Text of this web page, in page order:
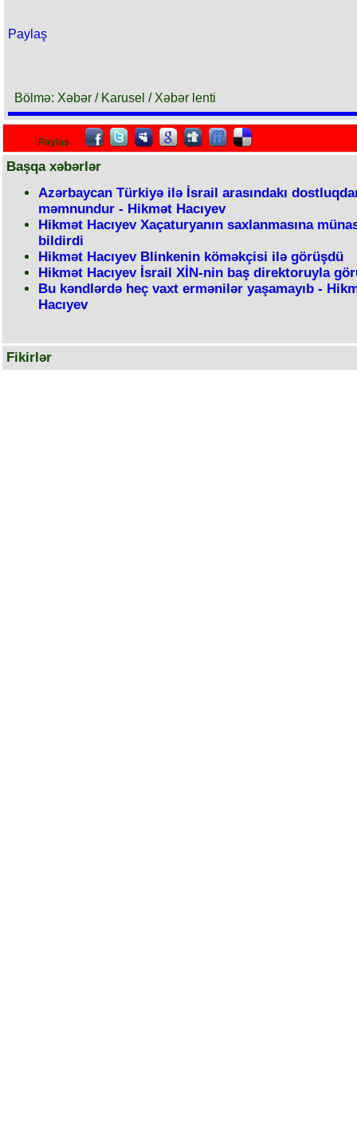
Paylaş
Bölmə: Xəbər / Karusel / Xəbər lenti
Paylaş
Başqa xəbərlər
Azərbaycan Türkiyə ilə İsrail arasındakı
məmnundur - Hikmət Hacıyev
Hikmət Hacıyev Xaçaturyanın saxlanmasına
bildirdi
Hikmət Hacıyev Blinkenin köməkçisi ilə görüşdü
Hikmət Hacıyev İsrail XİN-nin baş direktoruyla
Bu kəndlərdə heç vaxt ermənilər yaşamayıb -
Hacıyev
Fikirlər